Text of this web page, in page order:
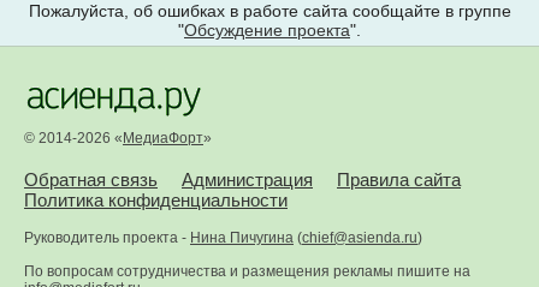
Пожалуйста, об ошибках в работе сайта сообщайте в группе
"Обсуждение проекта".
© 2014-2026 « МедиаФорт»
Обратная связь Администрация
Правила сайта
Политика конфиденциальности
Руководитель проекта - Нина Пичугина (chief@asienda.ru)
По вопросам сотрудничества и размещения рекламы пишите на